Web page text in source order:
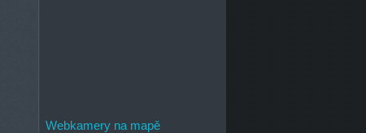
Webkamery na mapě